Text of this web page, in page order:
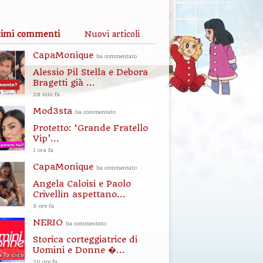
commenti Nuovi articoli
CapaMonique ha commentato
Alessio Pil Stella e Debora
Bragetti già ...
28 min fa
Mod3sta ha commentato
Protetto: ‘Grande Fratello
Vip’...
1 ora fa
CapaMonique ha commentato
Angela Caloisi e Paolo
Crivellin aspettano...
5 ore fa
NERIO ha commentato
Storica corteggiatrice di
Uomini e Donne �...
20 ore fa